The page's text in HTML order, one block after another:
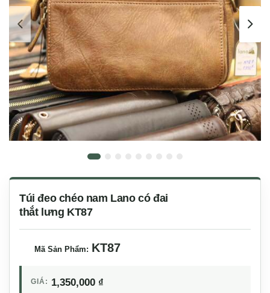
Túi đeo chéo nam Lano có đai
thắt lưng KT87
Mã Sản Phẩm: KT87
GIÁ: 1,350,000 ₫